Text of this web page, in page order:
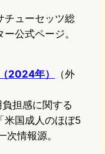
チューセッツ総
公式ページ。
2024年）
（外
担感に関する
米国成人のほぼ5
次情報源。